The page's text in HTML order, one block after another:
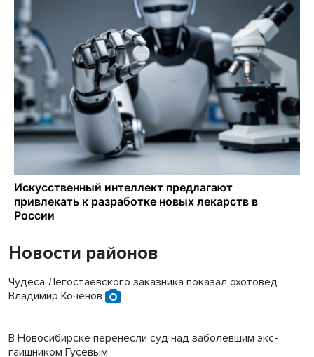
Новости районов
Чудеса Легостаевского заказника показал охотовед
Владимир Коченов
В Новосибирске перенесли суд над заболевшим экс-
гаишником Гусевым